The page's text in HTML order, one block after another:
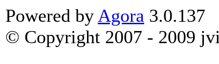
Powered by Agora 3.0.137
© Copyright 2007 - 2009